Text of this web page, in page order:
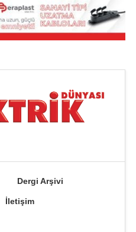
Dergi Arşivi
İletişim